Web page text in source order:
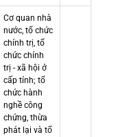
Cơ quan nhà
nước, tổ chức
chính trị, tổ
chức chính
trị - xã hội ở
cấp tỉnh; tổ
chức hành
nghề công
chứng, thừa
phát lại và tổ